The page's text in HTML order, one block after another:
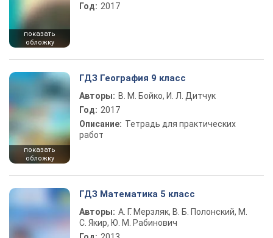
показать
обложку
Год: 2017
показать
обложку
ГДЗ География 9 класс
Авторы: В. М. Бойко, И. Л. Дитчук
Год: 2017
Описание: Тетрадь для практических
работ
ГДЗ Математика 5 класс
Авторы: А. Г. Мерзляк, В. Б. Полонский, М.
С. Якир, Ю. М. Рабинович